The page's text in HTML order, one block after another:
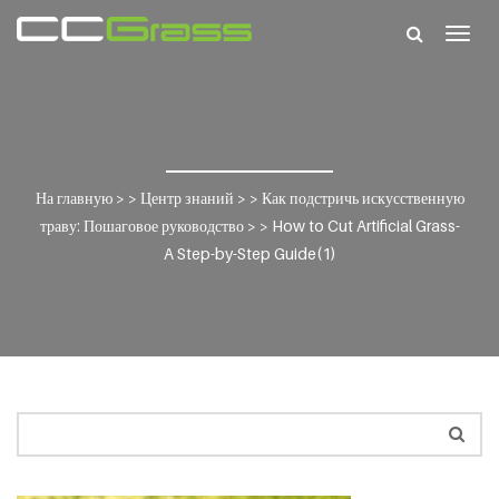
На главную> > Центр знаний > > Как подстричь искусственную
траву: Пошаговое руководство> > How to Cut Artificial Grass-
A Step-by-Step Guide(1)